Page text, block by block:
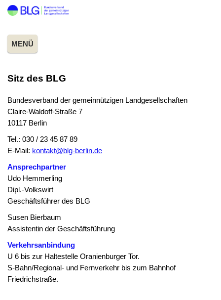
MENÜ
Sitz des BLG
Bundesverband der gemeinnützigen Landgesellschaften
Claire-Waldoff-Straße 7
10117 Berlin
Tel.: 030 / 23 45 87 89
E-Mail: kontakt@blg-berlin.de
Ansprechpartner
Udo Hemmerling
Dipl.-Volkswirt
Geschäftsführer des BLG
Susen Bierbaum
Assistentin der Geschäftsführung
Verkehrsanbindung
U 6 bis zur Haltestelle Oranienburger Tor.
S-Bahn/Regional- und Fernverkehr bis zum Bahnhof
Friedrichstraße.